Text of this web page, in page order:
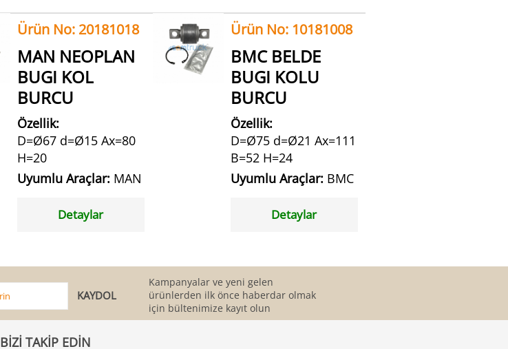
Ürün No: 20181018
MAN NEOPLAN
BUGI KOL
BURCU
Özellik:
D=Ø67 d=Ø15 Ax=80
H=20
Uyumlu Araçlar: MAN
Detaylar
Ürün No: 10181008
BMC BELDE
BUGI KOLU
BURCU
Özellik:
D=Ø75 d=Ø21 Ax=111
B=52 H=24
Uyumlu Araçlar: BMC
Detaylar
Kampanyalar ve yeni gelen
ürünlerden ilk önce haberdar olmak
için bültenimize kayıt olun
BİZİ TAKİP EDİN